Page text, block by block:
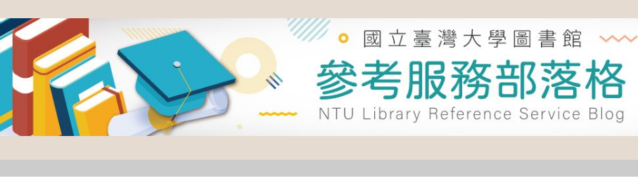
to
content
灣